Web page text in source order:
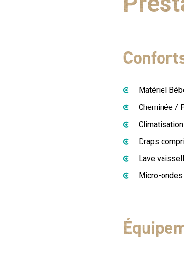
Matériel
Cheminée /
Climatisation
Draps
Lave
Micro-ondes